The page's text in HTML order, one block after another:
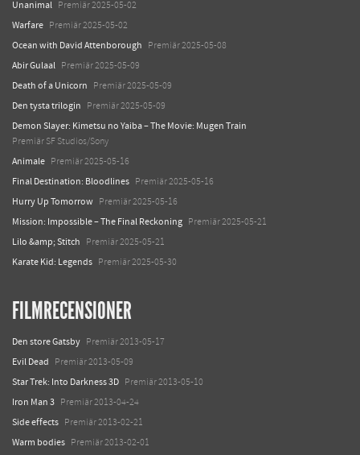
Unanimal Premiär 2025-05-02
Warfare Premiär 2025-05-02
Ocean with David Attenborough Premiär 2025-05-08
Abir Gulaal Premiär 2025-05-09
Death of a Unicorn Premiär 2025-05-09
Den tysta trilogin Premiär 2025-05-09
Demon Slayer: Kimetsu no Yaiba – The Movie: Mugen Train
Premiär SF Studios/Sony
Animale Premiär 2025-05-16
Final Destination: Bloodlines Premiär 2025-05-16
Hurry Up Tomorrow Premiär 2025-05-16
Mission: Impossible – The Final Reckoning Premiär 2025-05-21
Lilo &amp; Stitch Premiär 2025-05-21
Karate Kid: Legends Premiär 2025-05-30
FILMRECENSIONER
Den store Gatsby Premiär 2013-05-17
Evil Dead Premiär 2013-05-09
Star Trek: Into Darkness 3D Premiär 2013-05-10
Iron Man 3 Premiär 2013-04-24
Side effects Premiär 2013-02-21
Warm bodies Premiär 2013-02-01